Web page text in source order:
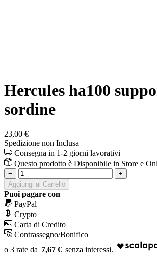
Hercules ha100
sordine
23,00 €
Spedizione non Inclusa
Consegna in 1-2 giorni lavorativi
Questo prodotto è Disponibile in Store e
−
+
Aggiungi al Carrello
Puoi pagare con
PayPal
Crypto
Carta di Credito
Contrassegno/Bonifico
7,67 €